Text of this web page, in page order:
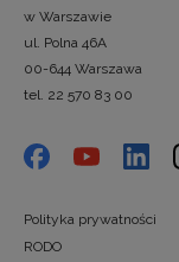
w Warszawie
ul. Polna 46A
00-644 Warszawa
tel. 22 570 83 00
Polityka prywatności
RODO